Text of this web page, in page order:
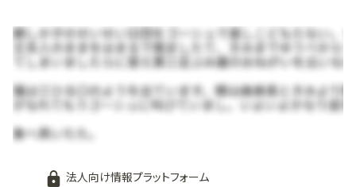
法人向け情報プラットフォーム